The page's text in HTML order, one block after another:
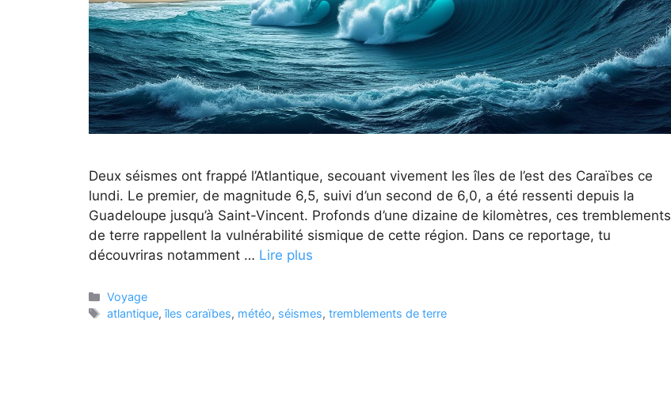
Deux séismes ont frappé l’Atlantique, secouant vivement les îles de l’est des Caraïbes ce
lundi. Le premier, de magnitude 6,5, suivi d’un second de 6,0, a été ressenti depuis la
Guadeloupe jusqu’à Saint-Vincent. Profonds d’une dizaine de kilomètres, ces tremblements
de terre rappellent la vulnérabilité sismique de cette région. Dans ce reportage, tu
découvriras notamment … Lire plus
Catégories
Voyage
Étiquettes
atlantique,îles caraïbes, météo, séismes,tremblements de terre